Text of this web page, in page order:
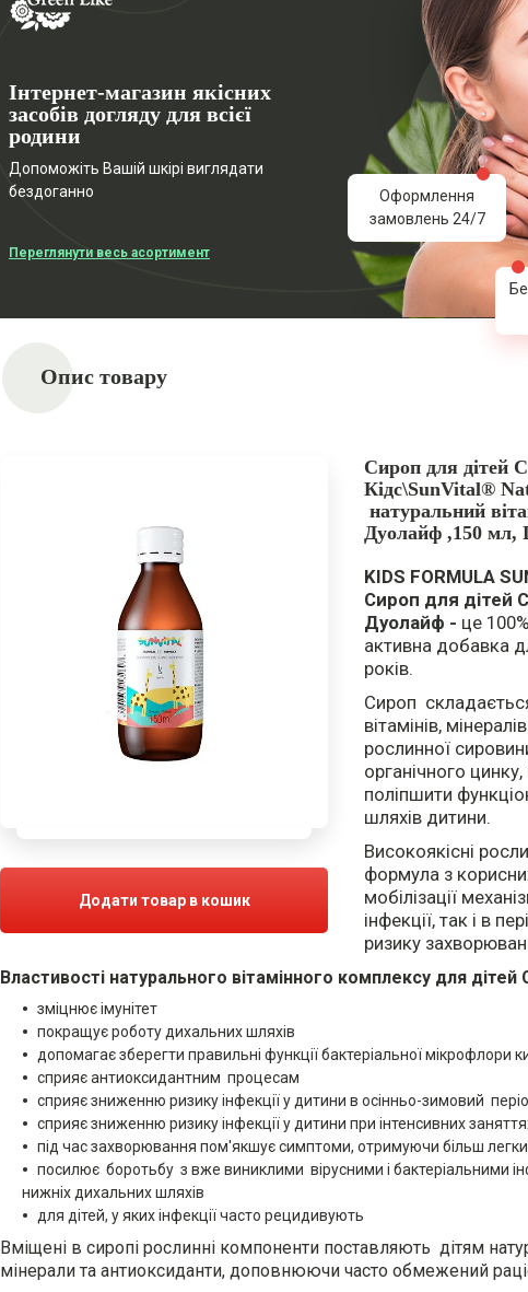
Інтернет-магазин якісних
засобів догляду для всієї
родини
Допоможіть Вашій шкірі виглядати
бездоганно
Переглянути весь асортимент
Оформлення
замовлень 24/7
Опис товару
Додати товар в кошик
Сироп для дітей
Кідс\SunVital®
натуральний
Дуолайф ,150 мл,
KIDS FORMULA
Сироп для дітей
Дуолайф - це
активна добавка
років.
Сироп
вітамінів,
рослинної
органічного
поліпшити
шляхів дитини.
Високоякісні
формула з
мобілізації
інфекції, так і в
ризику
Властивості натурального вітамінного комплексу для
зміцнює імунітет
покращує роботу дихальних шляхів
допомагає зберегти правильні функції бактеріальної мікрофлори
сприяє антиоксидантним процесам
сприяє зниженню ризику інфекції у дитини в осінньо-зимовий
сприяє зниженню ризику інфекції у дитини при інтенсивних
під час захворювання пом'якшує симптоми, отримуючи більш
посилює боротьбу з вже виниклими вірусними і бактеріальними
нижніх дихальних шляхів
для дітей, у яких інфекції часто рецидивують
Вміщені в сиропі рослинні компоненти поставляють дітям
мінерали та антиоксиданти, доповнюючи часто обмежений